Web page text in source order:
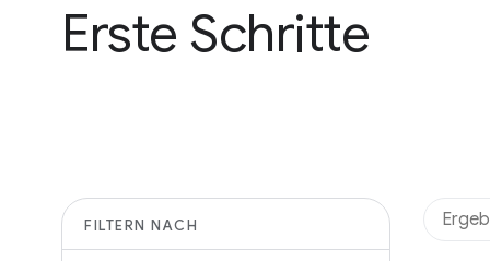
Erste Schritte
FILTERN NACH